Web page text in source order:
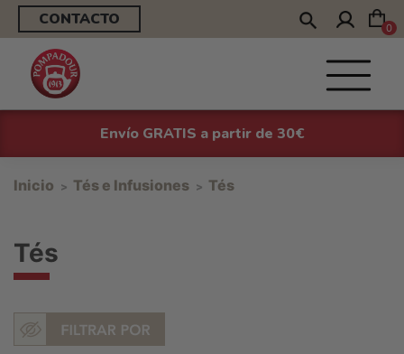
CONTACTO 0
Envío GRATIS a partir de 30€
Inicio Tés e Infusiones Tés
Tés